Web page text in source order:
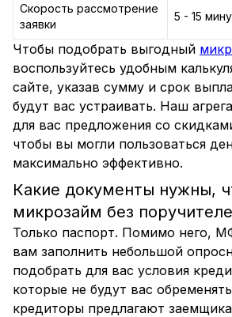
Скорость рассмотрение
заявки
5 - 15
Чтобы подобрать выгодный
воспользуйтесь удобным
сайте, указав сумму и срок
будут вас устраивать. Наш
для вас предложения со
чтобы вы могли пользоваться
максимально эффективно.
Какие документы нужны,
микрозайм без
Только паспорт. Помимо него,
вам заполнить небольшой
подобрать для вас условия
которые не будут вас
кредиторы предлагают